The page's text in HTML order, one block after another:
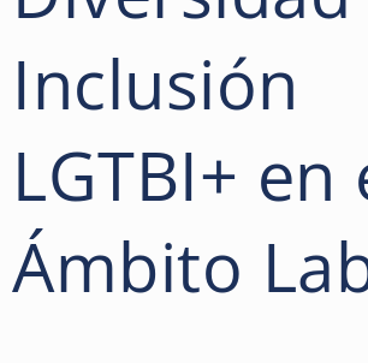
Inclusión
LGTBI+ en
Ámbito